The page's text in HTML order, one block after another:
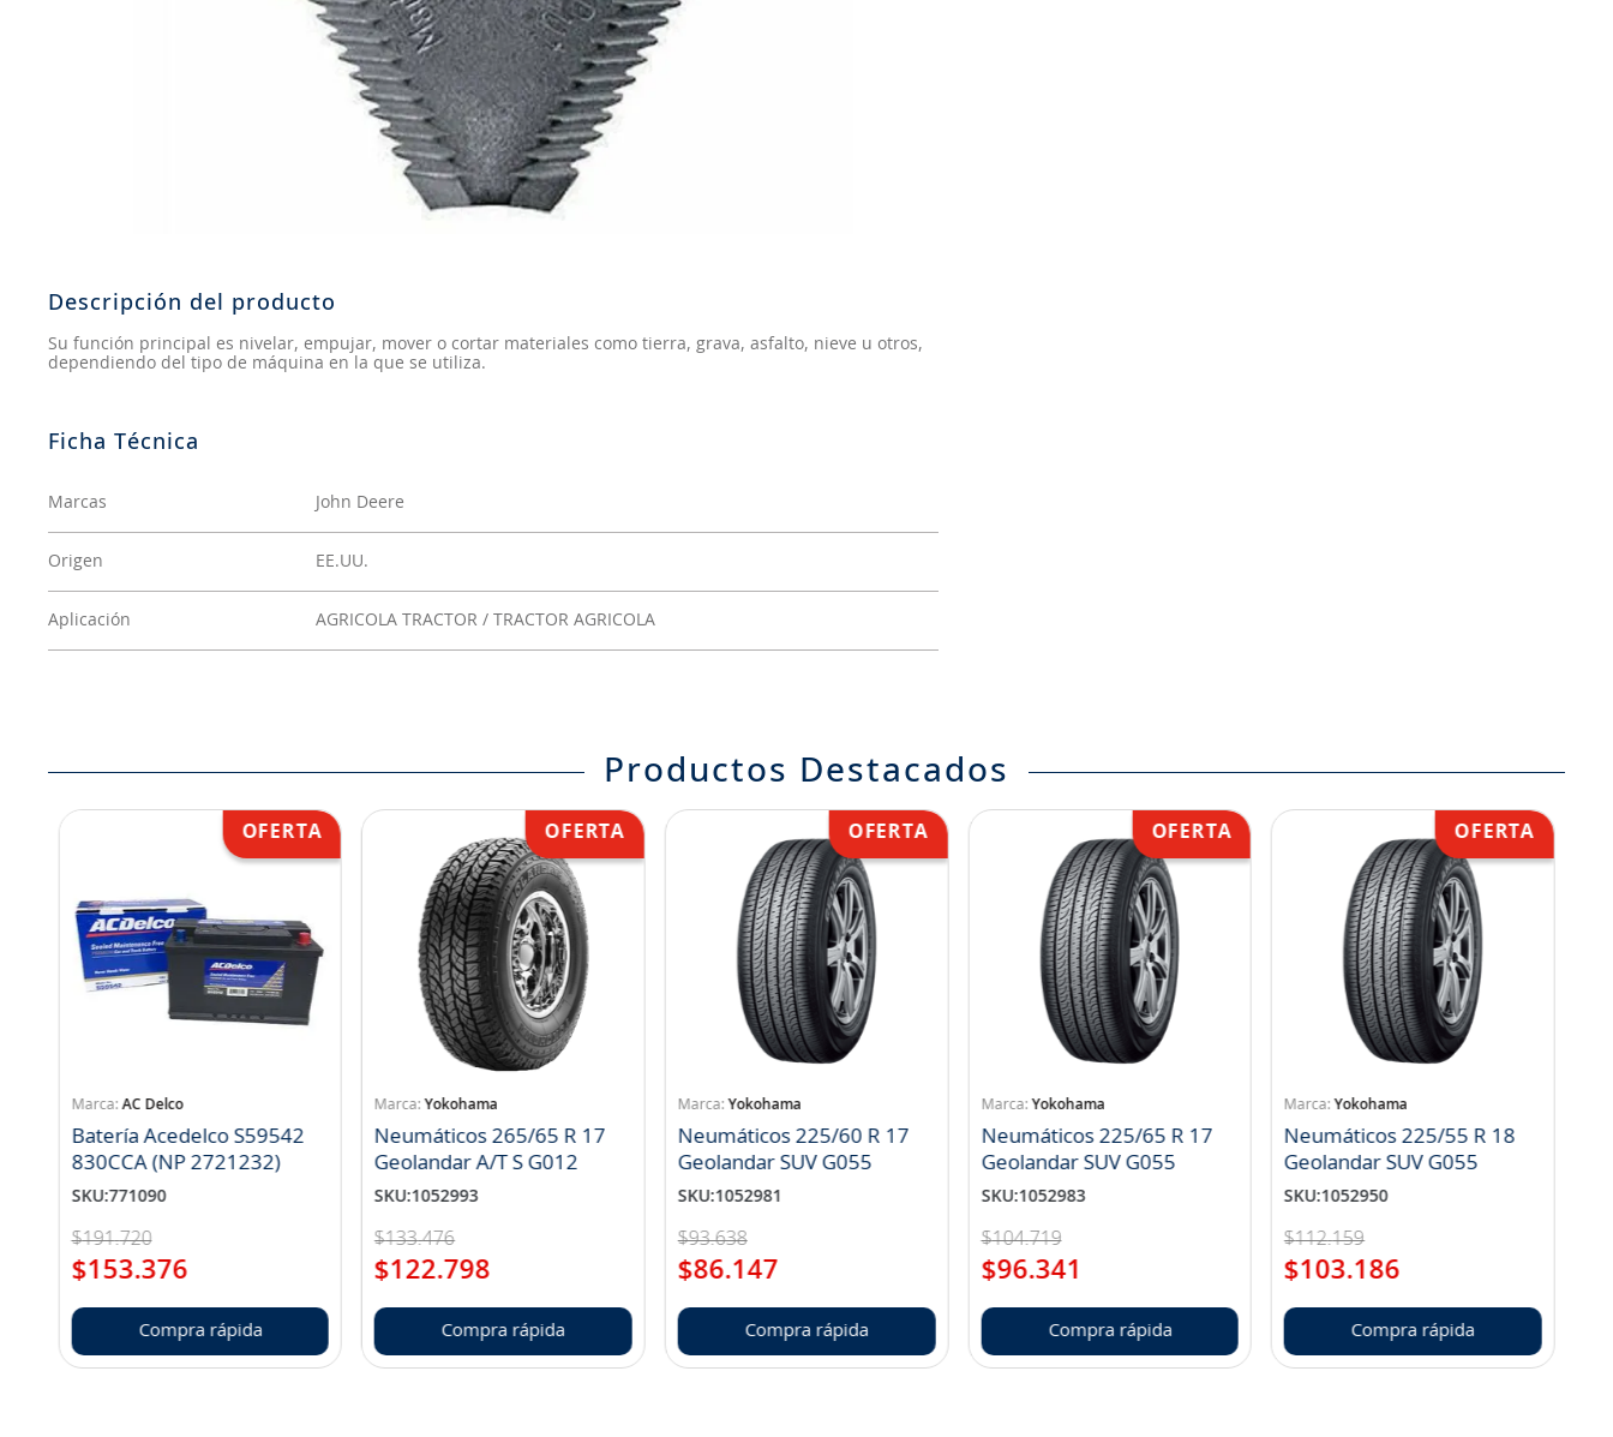
Descripción del producto
Su función principal es nivelar, empujar, mover o cortar materiales como tierra, grava, asfalto, nieve u otros,
dependiendo del tipo de máquina en la que se utiliza.
Marcas John Deere
Origen EE.UU.
Aplicación AGRICOLA TRACTOR / TRACTOR AGRICOLA
Productos Destacados
AC Delco
Batería Acedelco S59542
830CCA (NP 2721232)
SKU:771090
$191.720
$153.376
Compra rápida
Yokohama
Neumáticos 265/65 R 17
Geolandar A/T S G012
SKU:1052993
$133.476
$122.798
Compra rápida
Yokohama
Neumáticos 225/60 R 17
Geolandar SUV G055
SKU:1052981
$93.638
$86.147
Compra rápida
Yokohama
Neumáticos 225/65 R 17
Geolandar SUV G055
SKU:1052983
$104.719
$96.341
Compra rápida
Yokohama
Neumáticos 225/55 R 18
Geolandar SUV G055
SKU:1052950
$112.159
$103.186
Compra rápida